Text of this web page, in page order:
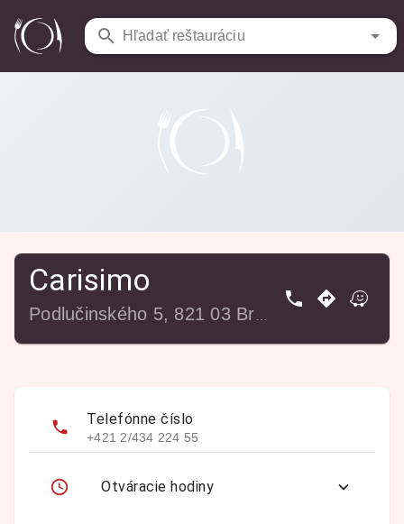
Hľadať reštauráciu
Reštaurácie / Carisimo
Carisimo
Telefónne číslo
+421 2/434 224 55
Otváracie hodiny